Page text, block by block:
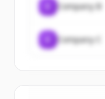
Company B
Company C